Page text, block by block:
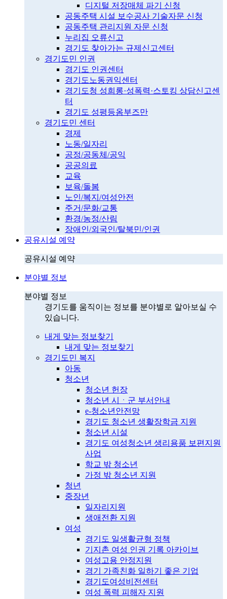
디지털 저장매체 파기 신청
공동주택 시설 보수공사 기술자문 신청
공동주택 관리지원 자문 신청
누리집 오류신고
경기도 찾아가는 규제신고센터
경기도민 인권
경기도 인권센터
경기도노동권익센터
경기도청 성희롱·성폭력·스토킹 상담신고센
터
경기도 성평등옴부즈만
경기도민 센터
경제
노동/일자리
공정/공동체/공익
공공의료
교육
보육/돌봄
노인/복지/여성안전
주거/문화/교통
환경/농정/산림
장애인/외국인/탈북민/인권
공유시설 예약
공유시설 예약
분야별 정보
분야별 정보
경기도를 움직이는 정보를 분야별로 알아보실 수
있습니다.
내게 맞는 정보찾기
내게 맞는 정보찾기
경기도민 복지
아동
청소년
청소년 헌장
청소년 시ㆍ군 부서안내
e-청소년안전망
경기도 청소년 생활장학금 지원
청소년 시설
경기도 여성청소년 생리용품 보편지원
사업
학교 밖 청소년
가정 밖 청소년 지원
청년
중장년
일자리지원
생애전환 지원
여성
경기도 일생활균형 정책
기지촌 여성 인권 기록 아카이브
여성고용 안정지원
경기 가족친화 일하기 좋은 기업
경기도여성비전센터
여성 폭력 피해자 지원